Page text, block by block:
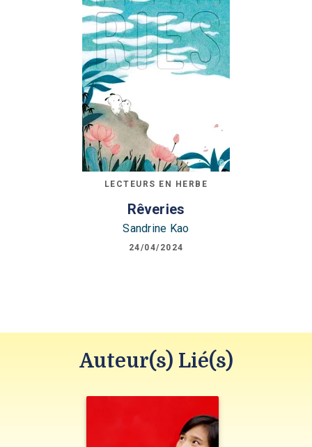
LECTEURS EN HERBE
Rêveries
Sandrine Kao
24/04/2024
Auteur(s) Lié(s)